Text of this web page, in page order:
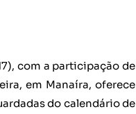
com a participação de
em Manaíra, oferece
do calendário de